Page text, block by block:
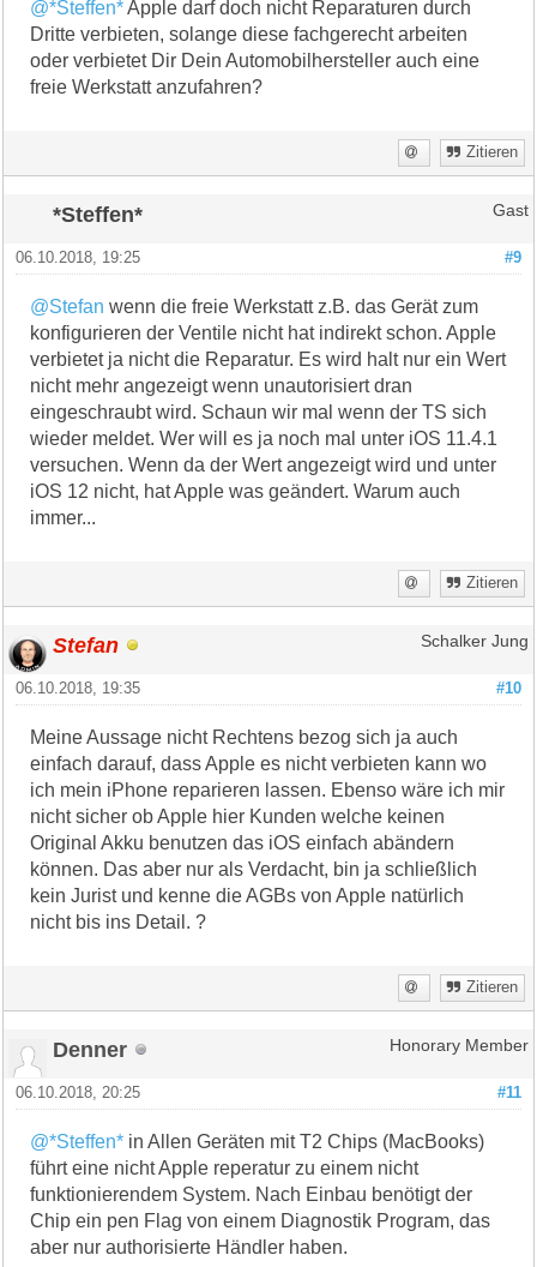
@*Steffen*Apple darf doch nicht Reparaturen durch
Dritte verbieten, solange diese fachgerecht arbeiten
oder verbietet Dir Dein Automobilhersteller auch eine
freie Werkstatt anzufahren?
Zitieren
*Steffen* Gast
#9
06.10.2018, 19:25
@Stefan wenn die freie Werkstatt z.B. das Gerät zum
konfigurieren der Ventile nicht hat indirekt schon. Apple
verbietet ja nicht die Reparatur. Es wird halt nur ein Wert
nicht mehr angezeigt wenn unautorisiert dran
eingeschraubt wird. Schaun wir mal wenn der TS sich
wieder meldet. Wer will es ja noch mal unter iOS 11.4.1
versuchen. Wenn da der Wert angezeigt wird und unter
iOS 12 nicht, hat Apple was geändert. Warum auch
immer...
Zitieren
Stefan Schalker Jung
#10
06.10.2018, 19:35
Meine Aussage nicht Rechtens bezog sich ja auch
einfach darauf, dass Apple es nicht verbieten kann wo
ich mein iPhone reparieren lassen. Ebenso wäre ich mir
nicht sicher ob Apple hier Kunden welche keinen
Original Akku benutzen das iOS einfach abändern
können. Das aber nur als Verdacht, bin ja schließlich
kein Jurist und kenne die AGBs von Apple natürlich
nicht bis ins Detail. ?
Zitieren
Denner Honorary Member
#11
06.10.2018, 20:25
@*Steffen* in Allen Geräten mit T2 Chips (MacBooks)
führt eine nicht Apple reperatur zu einem nicht
funktionierendem System. Nach Einbau benötigt der
Chip ein pen Flag von einem Diagnostik Program, das
aber nur authorisierte Händler haben.